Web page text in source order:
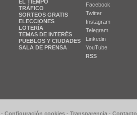
EL TIEMPO
TRÁFICO
SORTEOS GRATIS
ELECCIONES
LOTERÍA
TEMAS DE INTERÉS
PUEBLOS Y CIUDADES
SALA DE PRENSA
Facebook
Twitter
Instagram
Telegram
Linkedin
YouTube
RSS
- Configuración cookies - Transparencia - Contacto